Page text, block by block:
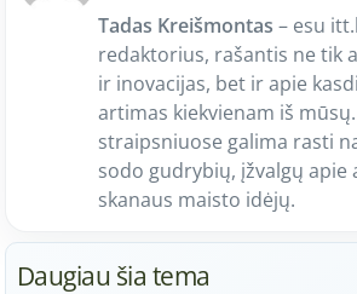
Tadas Kreišmontas – esu
redaktorius, rašantis ne tik
ir inovacijas, bet ir apie
artimas kiekvienam iš
straipsniuose galima rasti
sodo gudrybių, įžvalgų apie
skanaus maisto idėjų.
Daugiau šia tema